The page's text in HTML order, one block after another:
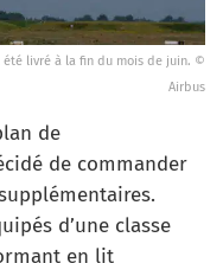
été livré à la fin du mois de juin. ©
Airbus
de
de commander
d’une classe
en lit